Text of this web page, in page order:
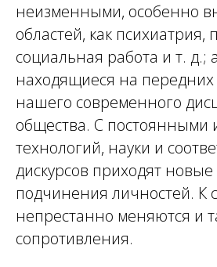
неизменными, особенно
областей, как психиатрия,
социальная работа и т. д.;
находящиеся на
нашего современного
общества. С постоянными
технологий, науки и
дискурсов приходят
подчинения личностей. К
непрестанно меняются и
сопротивления.